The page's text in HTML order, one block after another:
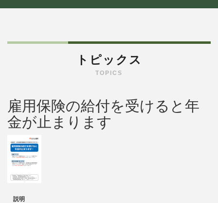
トピックス
TOPICS
雇用保険の給付を受けると年
金が止まります
説明